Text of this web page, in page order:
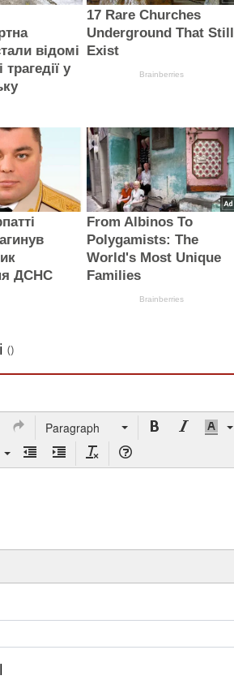
відомі
у
17 Rare Churches
Underground That Still
Exist
Brainberries
ДСНС
From Albinos To
Polygamists: The
World's Most Unique
Families
Brainberries
()
Paragraph